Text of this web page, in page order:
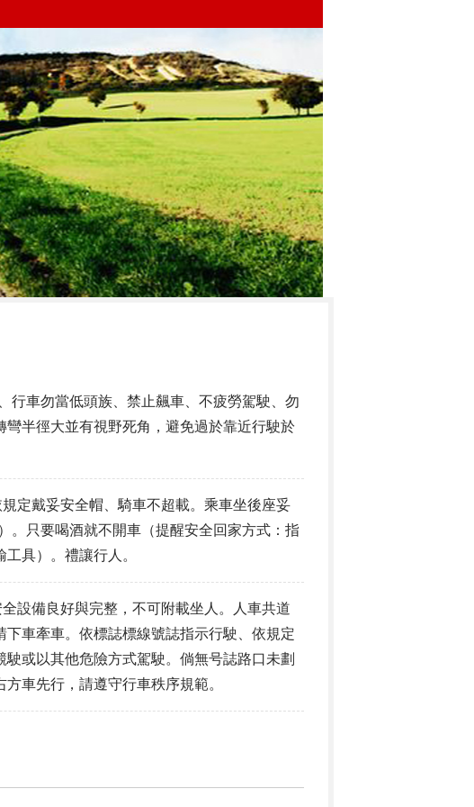
行車勿當低頭族、禁止飆車、不疲勞駕駛、勿
半徑大並有視野死角，避免過於靠近行駛於
定戴妥安全帽、騎車不超載。乘車坐後座妥
。只要喝酒就不開車（提醒安全回家方式：指
具）。禮讓行人。
設備良好與完整，不可附載坐人。人車共道
車牽車。依標誌標線號誌指示行駛、依規定
或以其他危險方式駕駛。倘無号誌路口未劃
車先行，請遵守行車秩序規範。